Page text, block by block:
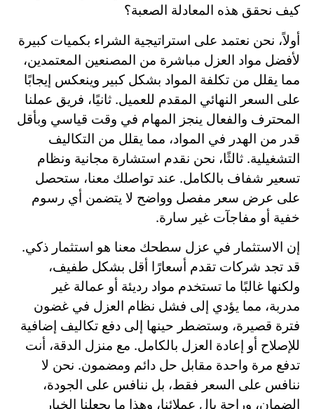
كيف نحقق هذه المعادلة الصعبة؟
أولاً، نحن نعتمد على استراتيجية الشراء بكميات كبيرة
لأفضل مواد العزل مباشرة من المصنعين المعتمدين،
مما يقلل من تكلفة المواد بشكل كبير وينعكس إيجابًا
على السعر النهائي المقدم للعميل. ثانيًا، فريق عملنا
المحترف والفعال ينجز المهام في وقت قياسي وبأقل
قدر من الهدر في المواد، مما يقلل من التكاليف
التشغيلية. ثالثًا، نحن نقدم استشارة مجانية ونظام
تسعير شفاف بالكامل. عند تواصلك معنا، ستحصل
على عرض سعر مفصل وواضح لا يتضمن أي رسوم
خفية أو مفاجآت غير سارة.
إن الاستثمار في عزل سطحك معنا هو استثمار ذكي.
قد تجد شركات تقدم أسعارًا أقل بشكل طفيف،
ولكنها غالبًا ما تستخدم مواد رديئة أو عمالة غير
مدربة، مما يؤدي إلى فشل نظام العزل في غضون
فترة قصيرة، وستضطر حينها إلى دفع تكاليف إضافية
للإصلاح أو إعادة العزل بالكامل. مع منزل الدقة، أنت
تدفع مرة واحدة مقابل حل دائم ومضمون. نحن لا
ننافس على السعر فقط، بل ننافس على الجودة،
الضمان، وراحة بال عملائنا، وهذا ما يجعلنا الخيار